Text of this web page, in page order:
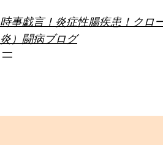
容
を
ス
時事戯言！炎症性腸疾患！クロ
炎）闘病ブログ